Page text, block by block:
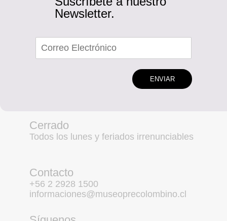
Newsletter.
ENVIAR
Cerrado
Todos los lunes y feriados irrenunciables
Contacto
+56 2 2928 1500
informaciones@museoprecolombino.cl